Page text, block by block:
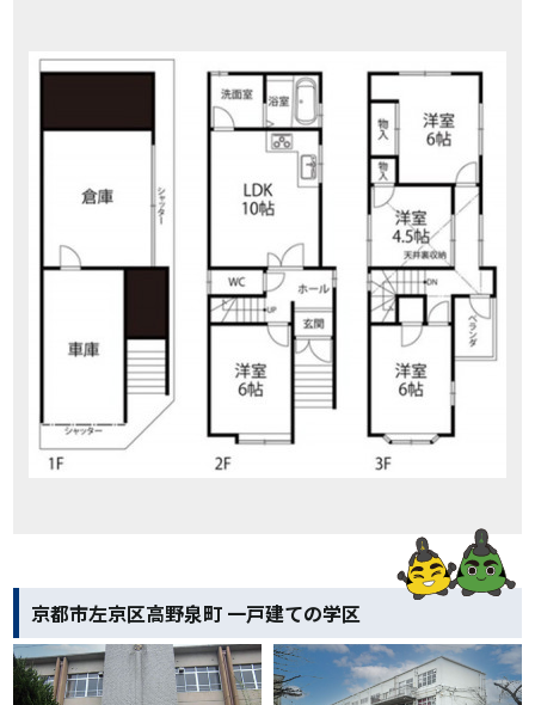
京都市左京区高野泉町 一戸建ての学区